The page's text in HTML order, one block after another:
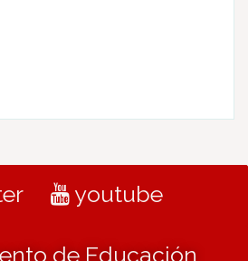
youtube
de Educación